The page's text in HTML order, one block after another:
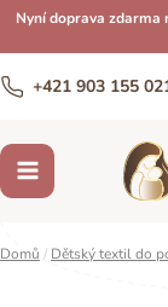
Nyní doprava zdarma
+421 903 155
Domů / Dětský textil do